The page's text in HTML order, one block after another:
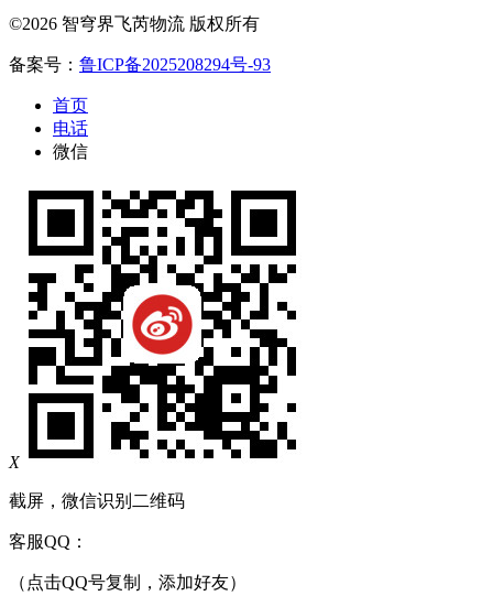
©2026 智穹界飞芮物流 版权所有
备案号： 鲁ICP备2025208294号-93
首页
电话
微信
X
截屏，微信识别二维码
客服QQ：
（点击QQ号复制，添加好友）